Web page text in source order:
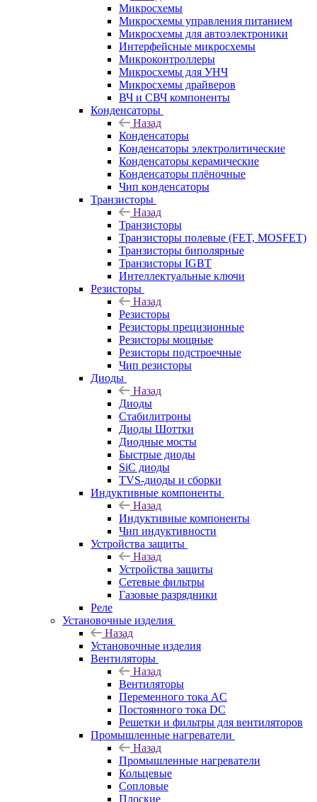
Микросхемы
Микросхемы управления питанием
Микросхемы для автоэлектроники
Интерфейсные микросхемы
Микроконтроллеры
Микросхемы для УНЧ
Микросхемы драйверов
ВЧ и СВЧ компоненты
Конденсаторы
Назад
Конденсаторы
Конденсаторы электролитические
Конденсаторы керамические
Конденсаторы плёночные
Чип конденсаторы
Транзисторы
Назад
Транзисторы
Транзисторы полевые (FET, MOSFET)
Транзисторы биполярные
Транзисторы IGBT
Интеллектуальные ключи
Резисторы
Назад
Резисторы
Резисторы прецизионные
Резисторы мощные
Резисторы подстроечные
Чип резисторы
Диоды
Назад
Диоды
Стабилитроны
Диоды Шоттки
Диодные мосты
Быстрые диоды
SiC диоды
TVS-диоды и сборки
Индуктивные компоненты
Назад
Индуктивные компоненты
Чип индуктивности
Устройства защиты
Назад
Устройства защиты
Сетевые фильтры
Газовые разрядники
Реле
Установочные изделия
Назад
Установочные изделия
Вентиляторы
Назад
Вентиляторы
Переменного тока AC
Постоянного тока DC
Решетки и фильтры для вентиляторов
Промышленные нагреватели
Назад
Промышленные нагреватели
Кольцевые
Сопловые
Плоские